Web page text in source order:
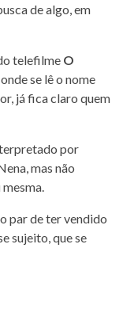
de algo, em
telefilme O
se lê o nome
já fica claro quem
por
mas não
par de ter vendido
sujeito, que se